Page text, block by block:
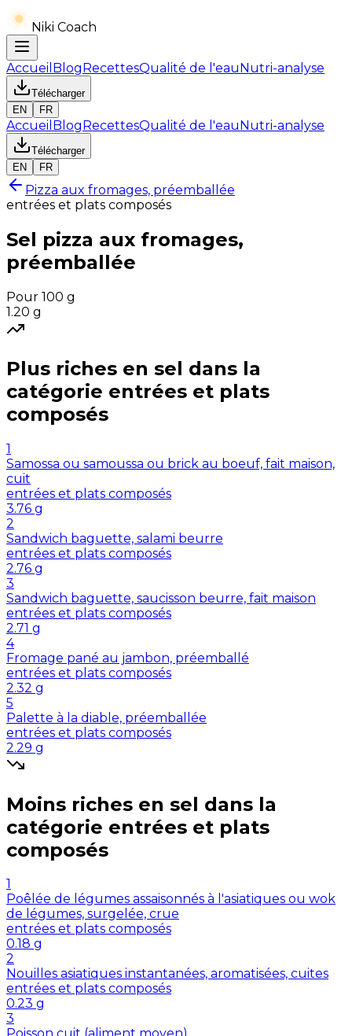
Niki Coach
Accueil BlogRecettesQualité de l'eauNutri-analyse
Télécharger
EN
FR
Accueil BlogRecettesQualité de l'eauNutri-analyse
Télécharger
EN
FR
Pizza aux fromages, préemballée
entrées et plats composés
Sel pizza aux fromages,
préemballée
Pour 100 g
1.20 g
Plus riches en sel dans la
catégorie entrées et plats
composés
1
Samossa ou samoussa ou brick au boeuf, fait maison,
cuit
entrées et plats composés
3.76 g
2
Sandwich baguette, salami beurre
entrées et plats composés
2.76 g
3
Sandwich baguette, saucisson beurre, fait maison
entrées et plats composés
2.71 g
4
Fromage pané au jambon, préemballé
entrées et plats composés
2.32 g
5
Palette à la diable, préemballée
entrées et plats composés
2.29 g
Moins riches en sel dans la
catégorie entrées et plats
composés
1
Poêlée de légumes assaisonnés à l'asiatiques ou wok
de légumes, surgelée, crue
entrées et plats composés
0.18 g
2
Nouilles asiatiques instantanées, aromatisées, cuites
entrées et plats composés
0.23 g
3